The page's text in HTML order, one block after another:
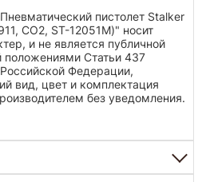
пистолет Stalker
CO2, ST-12051M)" носит
и не является публичной
положениями Статьи 437
Федерации,
вид, цвет и комплектация
без уведомления.